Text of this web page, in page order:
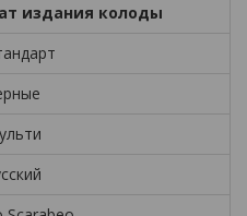
издания колоды